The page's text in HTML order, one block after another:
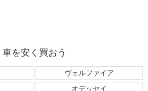
車を安く買おう
ヴェルファイア
オデッセイ